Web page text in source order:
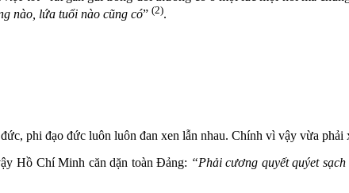
nào, lứa tuổi nào cũng có” (2).
phi đạo đức luôn luôn đan xen lẫn nhau. Chính vì vậy vừa
Hồ Chí Minh căn dặn toàn Đảng: “Phải cương quyết quýet